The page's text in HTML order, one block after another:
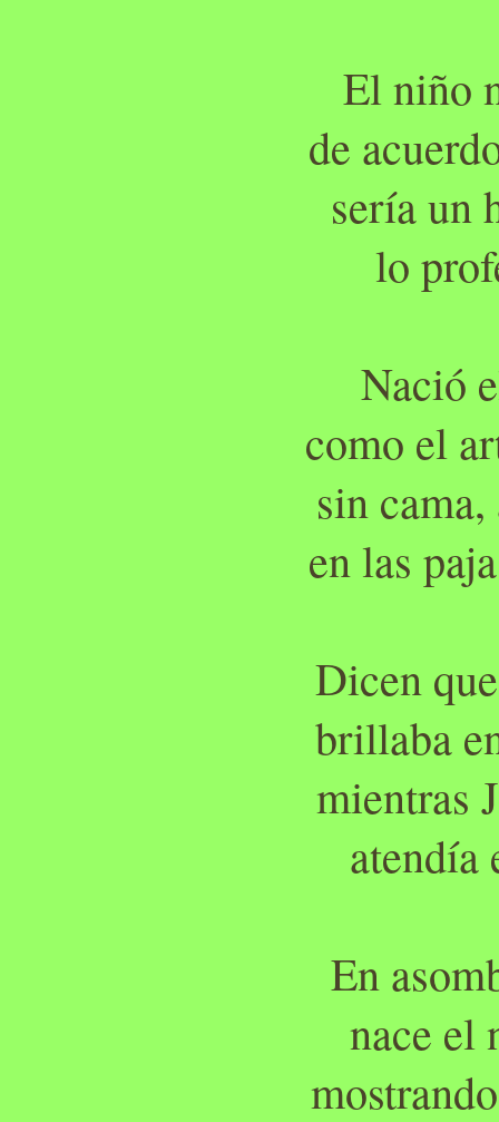
El niño
de
sería un
lo
Nació
como el
sin
en las
Dicen
brillaba
mientras
atendía
En
nace el